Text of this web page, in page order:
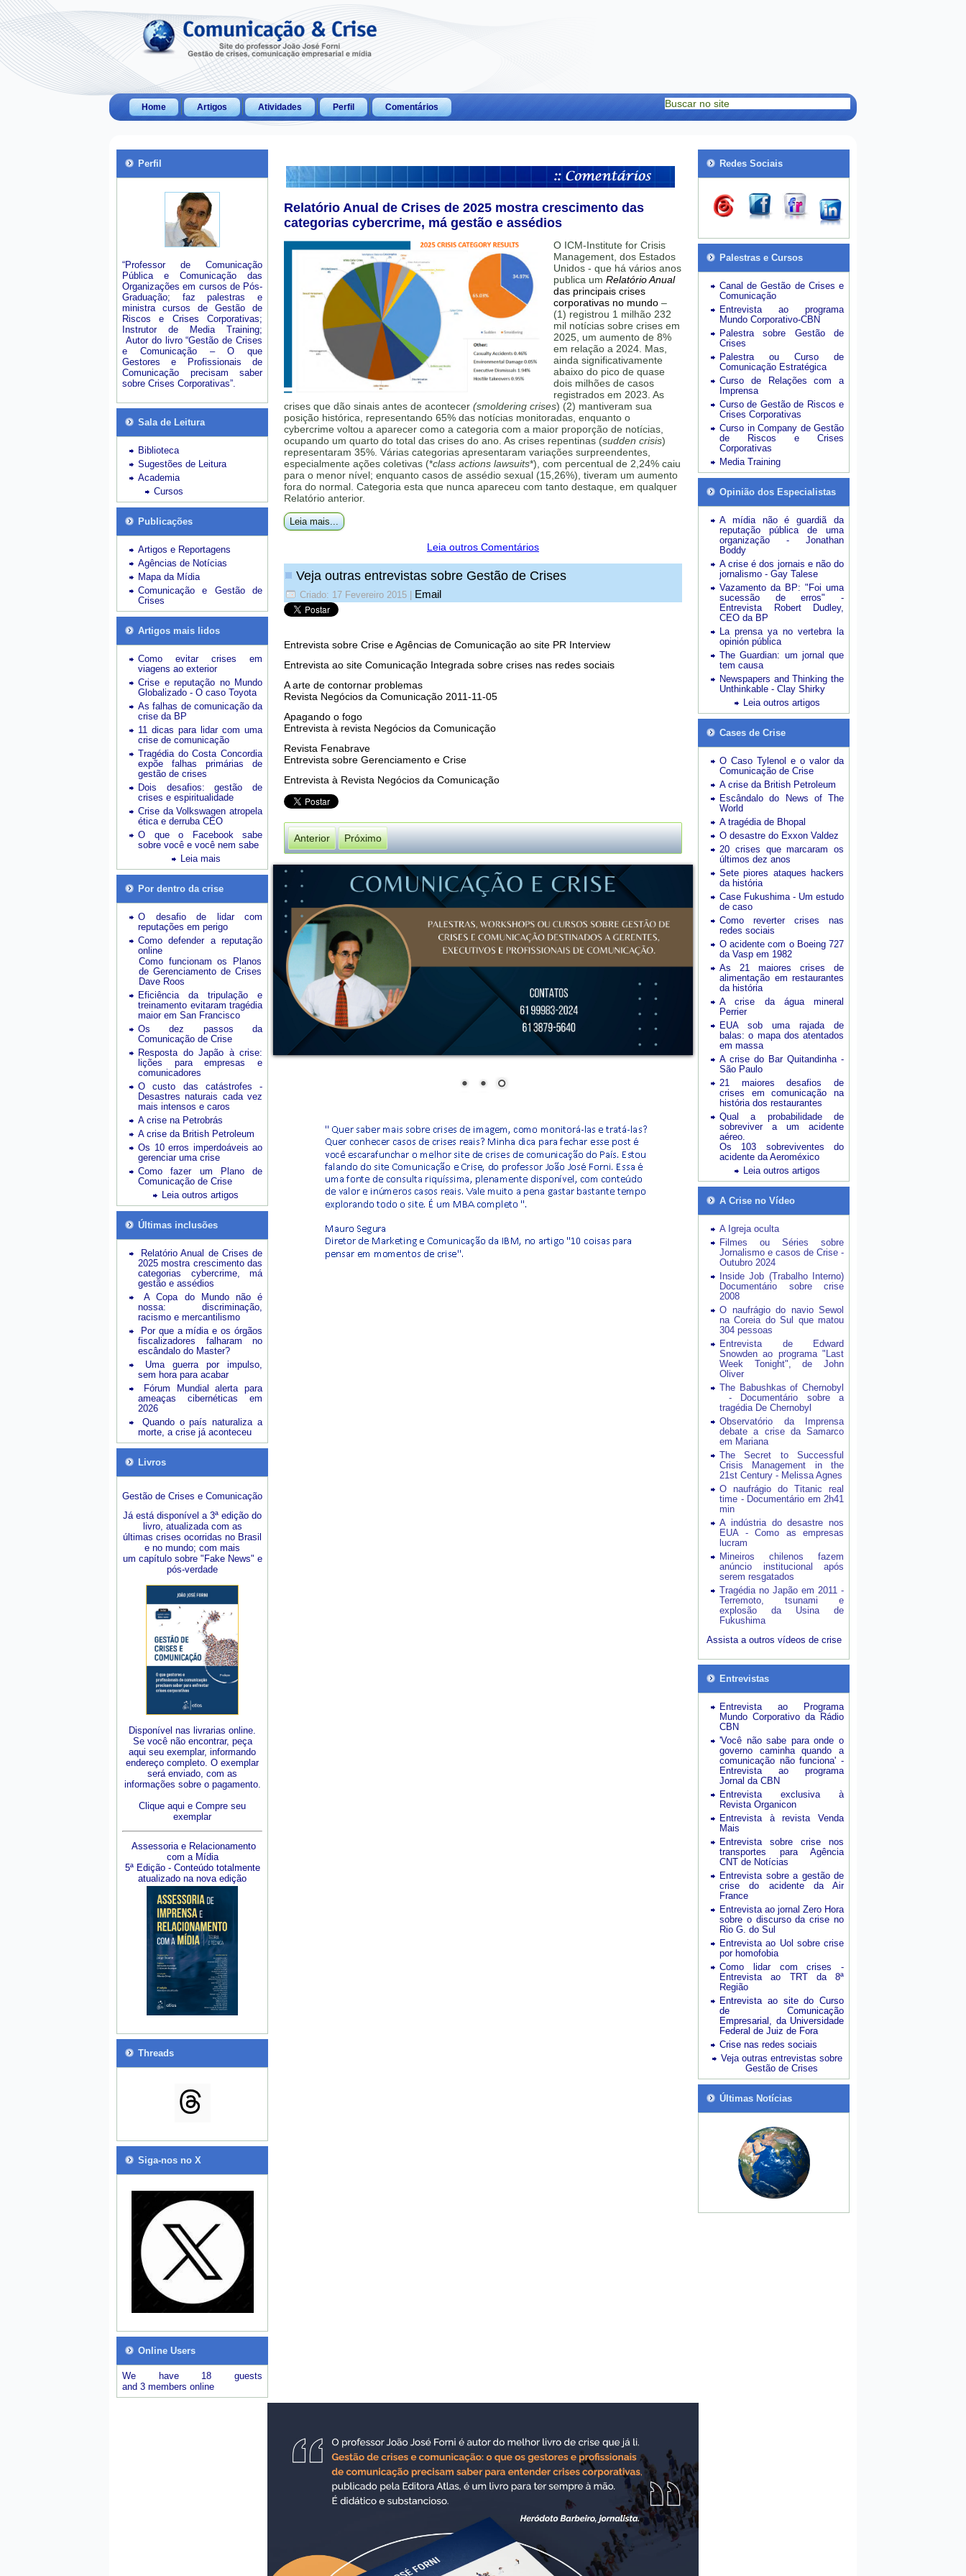
Home Artigos Atividades Perfil Comentários
Perfil
“Professor de Comunicação
Pública e Comunicação das
Organizações em cursos de Pós-
Graduação; faz palestras e
ministra cursos de Gestão de
Riscos e Crises Corporativas;
Instrutor de Media Training;
Autor do livro “Gestão de Crises
e Comunicação – O que
Gestores e Profissionais de
Comunicação precisam saber
sobre Crises Corporativas”.
Sala de Leitura
Biblioteca
Sugestões de Leitura
Academia
Cursos
Publicações
Artigos e Reportagens
Agências de Notícias
Mapa da Mídia
Comunicação e Gestão de
Crises
Artigos mais lidos
Como evitar crises em
viagens ao exterior
Crise e reputação no Mundo
Globalizado - O caso Toyota
As falhas de comunicação da
crise da BP
11 dicas para lidar com uma
crise de comunicação
Tragédia do Costa Concordia
expõe falhas primárias de
gestão de crises
Dois desafios: gestão de
crises e espiritualidade
Crise da Volkswagen atropela
ética e derruba CEO
O que o Facebook sabe
sobre você e você nem sabe
Leia mais
Por dentro da crise
O desafio de lidar com
reputações em perigo
Como defender a reputação
online
Como funcionam os Planos
de Gerenciamento de Crises
Dave Roos
Eficiência da tripulação e
treinamento evitaram tragédia
maior em San Francisco
Os dez passos da
Comunicação de Crise
Resposta do Japão à crise:
lições para empresas e
comunicadores
O custo das catástrofes -
Desastres naturais cada vez
mais intensos e caros
A crise na Petrobrás
A crise da British Petroleum
Os 10 erros imperdoáveis ao
gerenciar uma crise
Como fazer um Plano de
Comunicação de Crise
Leia outros artigos
Últimas inclusões
Relatório Anual de Crises de
2025 mostra crescimento das
categorias cybercrime, má
gestão e assédios
A Copa do Mundo não é
nossa: discriminação,
racismo e mercantilismo
Por que a mídia e os órgãos
fiscalizadores falharam no
escândalo do Master?
Uma guerra por impulso,
sem hora para acabar
Fórum Mundial alerta para
ameaças cibernéticas em
2026
Quando o país naturaliza a
morte, a crise já aconteceu
Livros
Gestão de Crises e Comunicação
Já está disponível a 3ª edição do
livro, atualizada com as
últimas crises ocorridas no Brasil
e no mundo; com mais
um capítulo sobre "Fake News" e
pós-verdade
Disponível nas livrarias online.
Se você não encontrar, peça
aqui seu exemplar, informando
endereço completo. O exemplar
será enviado, com as
informações sobre o pagamento.
Clique aqui e Compre seu
exemplar
Assessoria e Relacionamento
com a Mídia
5ª Edição - Conteúdo totalmente
atualizado na nova edição
Threads
Siga-nos no X
Online Users
We have 18 guests
and 3 members online
Relatório Anual de Crises de 2025 mostra crescimento das
categorias cybercrime, má gestão e assédios
O ICM-Institute for Crisis
Management, dos Estados
Unidos - que há vários anos
publica um Relatório Anual
das principais crises
corporativas no mundo –
(1) registrou 1 milhão 232
mil notícias sobre crises em
2025, um aumento de 8%
em relação a 2024. Mas,
ainda significativamente
abaixo do pico de quase
dois milhões de casos
registrados em 2023. As
crises que dão sinais antes de acontecer (smoldering crises) (2) mantiveram sua
posição histórica, representando 65% das notícias monitoradas, enquanto o
cybercrime voltou a aparecer como a categoria com a maior proporção de notícias,
ocupando um quarto do total das crises do ano. As crises repentinas (sudden crisis)
representaram 35%. Várias categorias apresentaram variações surpreendentes,
especialmente ações coletivas (*class actions lawsuits*), com percentual de 2,24% caiu
para o menor nível; enquanto casos de assédio sexual (15,26%), tiveram um aumento
fora do normal. Categoria esta que nunca apareceu com tanto destaque, em qualquer
Relatório anterior.
Leia mais...
Leia outros Comentários
Veja outras entrevistas sobre Gestão de Crises
Criado: 17 Fevereiro 2015 Email
Entrevista sobre Crise e Agências de Comunicação ao site PR Interview
Entrevista ao site Comunicação Integrada sobre crises nas redes sociais
A arte de contornar problemas
Revista Negócios da Comunicação 2011-11-05
Apagando o fogo
Entrevista à revista Negócios da Comunicação
Revista Fenabrave
Entrevista sobre Gerenciamento e Crise
Entrevista à Revista Negócios da Comunicação
Anterior Próximo
Redes Sociais
Palestras e Cursos
Canal de Gestão de Crises e
Comunicação
Entrevista ao programa
Mundo Corporativo-CBN
Palestra sobre Gestão de
Crises
Palestra ou Curso de
Comunicação Estratégica
Curso de Relações com a
Imprensa
Curso de Gestão de Riscos e
Crises Corporativas
Curso in Company de Gestão
de Riscos e Crises
Corporativas
Media Training
Opinião dos Especialistas
A mídia não é guardiã da
reputação pública de uma
organização - Jonathan
Boddy
A crise é dos jornais e não do
jornalismo - Gay Talese
Vazamento da BP: "Foi uma
sucessão de erros" -
Entrevista Robert Dudley,
CEO da BP
La prensa ya no vertebra la
opinión pública
The Guardian: um jornal que
tem causa
Newspapers and Thinking the
Unthinkable - Clay Shirky
Leia outros artigos
Cases de Crise
O Caso Tylenol e o valor da
Comunicação de Crise
A crise da British Petroleum
Escândalo do News of The
World
A tragédia de Bhopal
O desastre do Exxon Valdez
20 crises que marcaram os
últimos dez anos
Sete piores ataques hackers
da história
Case Fukushima - Um estudo
de caso
Como reverter crises nas
redes sociais
O acidente com o Boeing 727
da Vasp em 1982
As 21 maiores crises de
alimentação em restaurantes
da história
A crise da água mineral
Perrier
EUA sob uma rajada de
balas: o mapa dos atentados
em massa
A crise do Bar Quitandinha -
São Paulo
21 maiores desafios de
crises em comunicação na
história dos restaurantes
Qual a probabilidade de
sobreviver a um acidente
aéreo.
Os 103 sobreviventes do
acidente da Aeroméxico
Leia outros artigos
A Crise no Vídeo
A Igreja oculta
Filmes ou Séries sobre
Jornalismo e casos de Crise -
Outubro 2024
Inside Job (Trabalho Interno)
Documentário sobre crise
2008
O naufrágio do navio Sewol
na Coreia do Sul que matou
304 pessoas
Entrevista de Edward
Snowden ao programa "Last
Week Tonight", de John
Oliver
The Babushkas of Chernobyl
- Documentário sobre a
tragédia De Chernobyl
Observatório da Imprensa
debate a crise da Samarco
em Mariana
The Secret to Successful
Crisis Management in the
21st Century - Melissa Agnes
O naufrágio do Titanic real
time - Documentário em 2h41
min
A indústria do desastre nos
EUA - Como as empresas
lucram
Mineiros chilenos fazem
anúncio institucional após
serem resgatados
Tragédia no Japão em 2011 -
Terremoto, tsunami e
explosão da Usina de
Fukushima
Assista a outros vídeos de crise
Entrevistas
Entrevista ao Programa
Mundo Corporativo da Rádio
CBN
'Você não sabe para onde o
governo caminha quando a
comunicação não funciona' -
Entrevista ao programa
Jornal da CBN
Entrevista exclusiva à
Revista Organicon
Entrevista à revista Venda
Mais
Entrevista sobre crise nos
transportes para Agência
CNT de Notícias
Entrevista sobre a gestão de
crise do acidente da Air
France
Entrevista ao jornal Zero Hora
sobre o discurso da crise no
Rio G. do Sul
Entrevista ao Uol sobre crise
por homofobia
Como lidar com crises -
Entrevista ao TRT da 8ª
Região
Entrevista ao site do Curso
de Comunicação
Empresarial, da Universidade
Federal de Juiz de Fora
Crise nas redes sociais
Veja outras entrevistas sobre
Gestão de Crises
Últimas Notícias